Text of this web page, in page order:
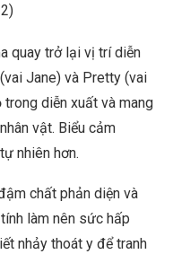
quay trở lại vị trí diễn
Jane) và Pretty (vai
diễn xuất và mang
vật. Biểu cảm
nhiên hơn.
chất phản diện và
làm nên sức hấp
nhảy thoát y để tranh